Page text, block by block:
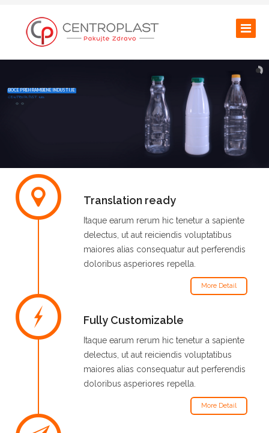
BOCE PREHRAMBENE INDUSTIJE
CENTROPLAST Nis
Translation ready
More Detail
Itaque earum rerum hic tenetur a sapiente
delectus, ut aut reiciendis voluptatibus
maiores alias consequatur aut perferendis
doloribus asperiores repella.
Fully Customizable
More Detail
Itaque earum rerum hic tenetur a sapiente
delectus, ut aut reiciendis voluptatibus
maiores alias consequatur aut perferendis
doloribus asperiores repella.